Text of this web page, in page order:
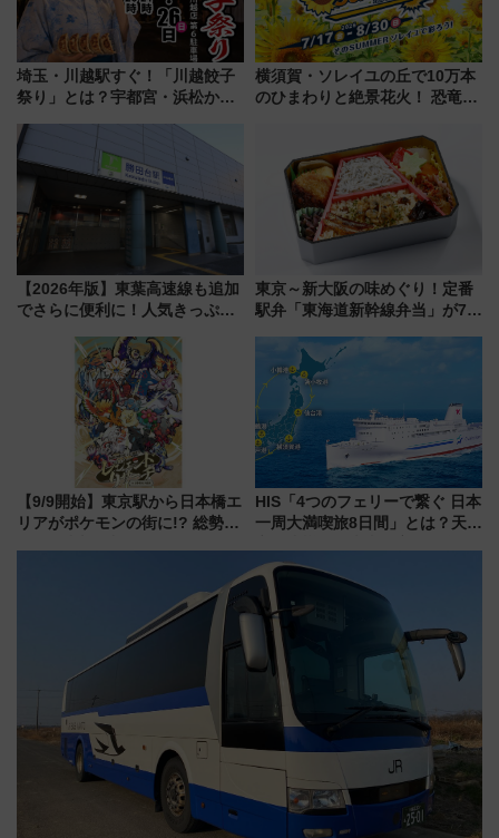
埼玉・川越駅すぐ！「川越餃子
祭り」とは？宇都宮・浜松から
を食べ比べ【7月25日・26日開
催】
横須賀・ソレイユの丘で10万本
のひまわりと絶景花火！ 恐竜や
帰りお出かけ最新情報（2026年
7月17日～開催）
【2026年版】東葉高速線も追加
でさらに便利に！人気きっぷ
今年も発売 秋・早春に千葉県を
巡るなら使い勝手・コスパ抜群
東京～新大阪の味めぐり！定番
駅弁「東海道新幹線弁当」が7月
【9/9開始】東京駅から日本橋エ
リアがポケモンの街に!? 総勢
HIS「4つのフェリーで繋ぐ 日本
一周大満喫旅8日間」とは？天橋
の絶景＆限定グルメを網羅！煩
雑な手続きも不要でお手軽に楽
しめるプランが登場